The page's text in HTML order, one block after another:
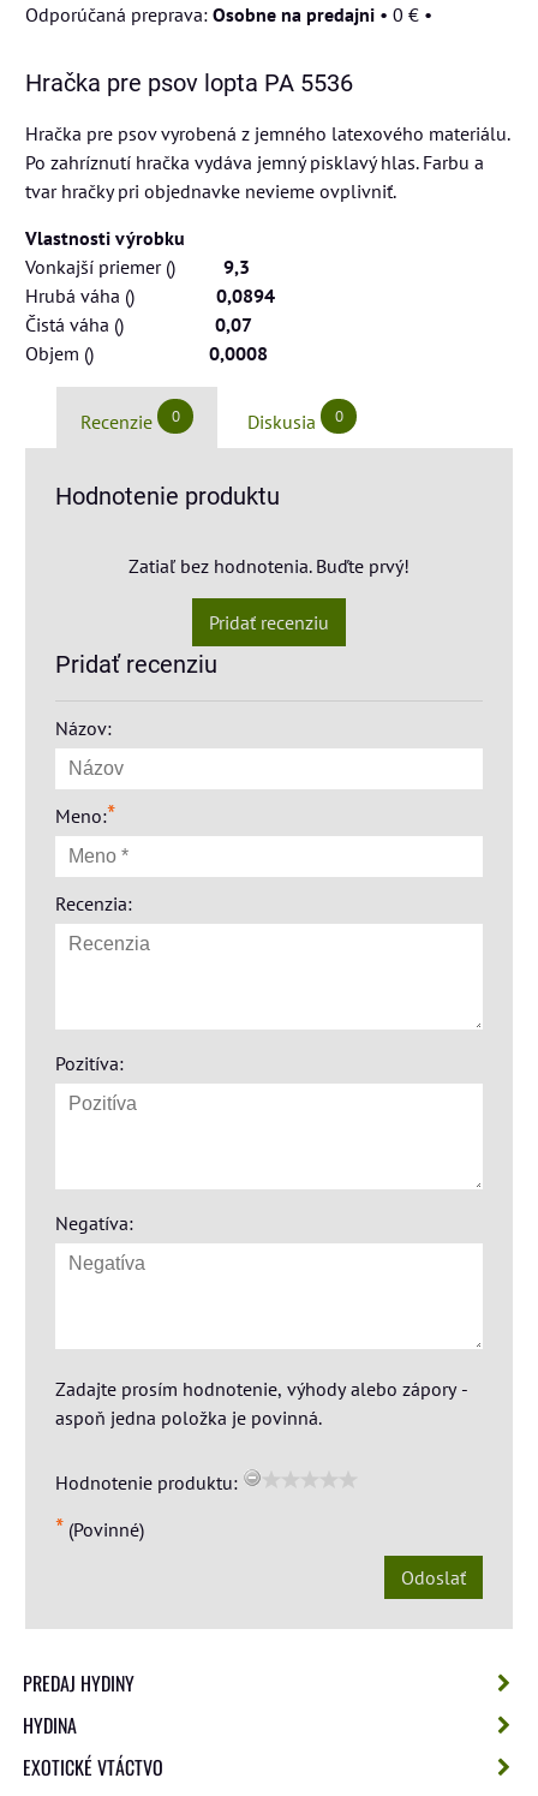
Osobne na predajni • 0 € •
Hračka pre psov lopta PA 5536
Hračka pre psov vyrobená z jemného latexového materiálu.
Po zahríznutí hračka vydáva jemný pisklavý hlas. Farbu a
tvar hračky pri objednavke nevieme ovplivniť.
Vlastnosti výrobku
Vonkajší priemer () 9,3
Hrubá váha () 0,0894
Čistá váha () 0,07
Objem () 0,0008
Recenzie 0 Diskusia 0
Hodnotenie produktu
Zatiaľ bez hodnotenia. Buďte prvý!
Pridať recenziu
Pridať recenziu
Názov:
Meno:*
Recenzia:
Pozitíva:
Negatíva:
Zadajte prosím hodnotenie, výhody alebo zápory -
aspoň jedna položka je povinná.
Hodnotenie produktu:
* (Povinné)
Odoslať
PREDAJ HYDINY
HYDINA
EXOTICKÉ VTÁCTVO